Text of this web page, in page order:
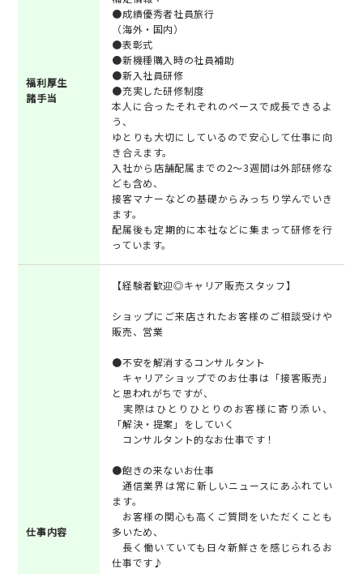
福利厚生
諸手当
●成績優秀者社員旅行
（海外・国内）
●表彰式
●新機種購入時の社員補助
●新入社員研修
●充実した研修制度
本人に合ったそれぞれのペースで成長できるよ
う、
ゆとりも大切にしているので安心して仕事に向
き合えます。
入社から店舗配属までの2～3週間は外部研修な
ども含め、
接客マナーなどの基礎からみっちり学んでいき
ます。
配属後も定期的に本社などに集まって研修を行
っています。
仕事内容
【経験者歓迎◎キャリア販売スタッフ】
ショップにご来店されたお客様のご相談受けや
販売、営業
●不安を解消するコンサルタント
キャリアショップでのお仕事は「接客販売」
と思われがちですが、
実際はひとりひとりのお客様に寄り添い、
「解決・提案」をしていく
コンサルタント的なお仕事です！
●飽きの来ないお仕事
通信業界は常に新しいニュースにあふれてい
ます。
お客様の関心も高くご質問をいただくことも
多いため、
長く働いていても日々新鮮さを感じられるお
仕事です♪